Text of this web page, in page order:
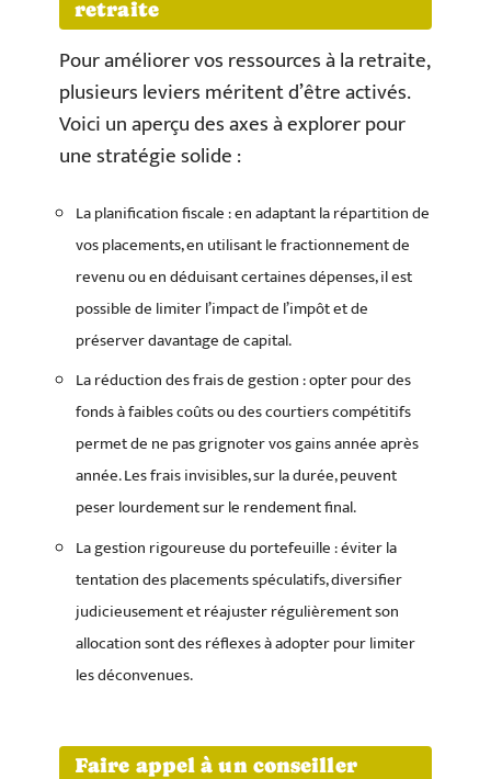
retraite
Pour améliorer vos ressources à la retraite,
plusieurs leviers méritent d’être activés.
Voici un aperçu des axes à explorer pour
une stratégie solide :
La planification fiscale : en adaptant la répartition de
vos placements, en utilisant le fractionnement de
revenu ou en déduisant certaines dépenses, il est
possible de limiter l’impact de l’impôt et de
préserver davantage de capital.
La réduction des frais de gestion : opter pour des
fonds à faibles coûts ou des courtiers compétitifs
permet de ne pas grignoter vos gains année après
année. Les frais invisibles, sur la durée, peuvent
peser lourdement sur le rendement final.
La gestion rigoureuse du portefeuille : éviter la
tentation des placements spéculatifs, diversifier
judicieusement et réajuster régulièrement son
allocation sont des réflexes à adopter pour limiter
les déconvenues.
Faire appel à un conseiller